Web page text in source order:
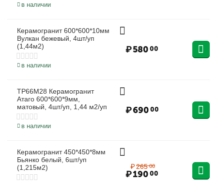
в наличии
Керамогранит 600*600*10мм
Вулкан бежевый, 4шт/уп
(1,44м2)
в наличии
₽58000
TP66M28 Керамогранит
Атаго 600*600*9мм,
матовый, 4шт/уп, 1,44 м2/уп
в наличии
₽69000
28%
Керамогранит 450*450*8мм
Бьянко белый, 6шт/уп
(1,215м2)
₽265 00
₽19000